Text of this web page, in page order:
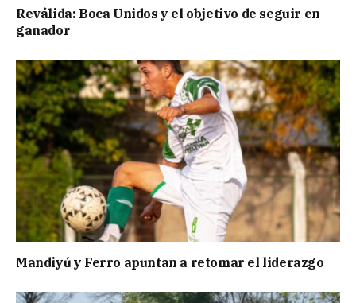
Reválida: Boca Unidos y el objetivo de seguir en
ganador
Mandiyú y Ferro apuntan a retomar el liderazgo